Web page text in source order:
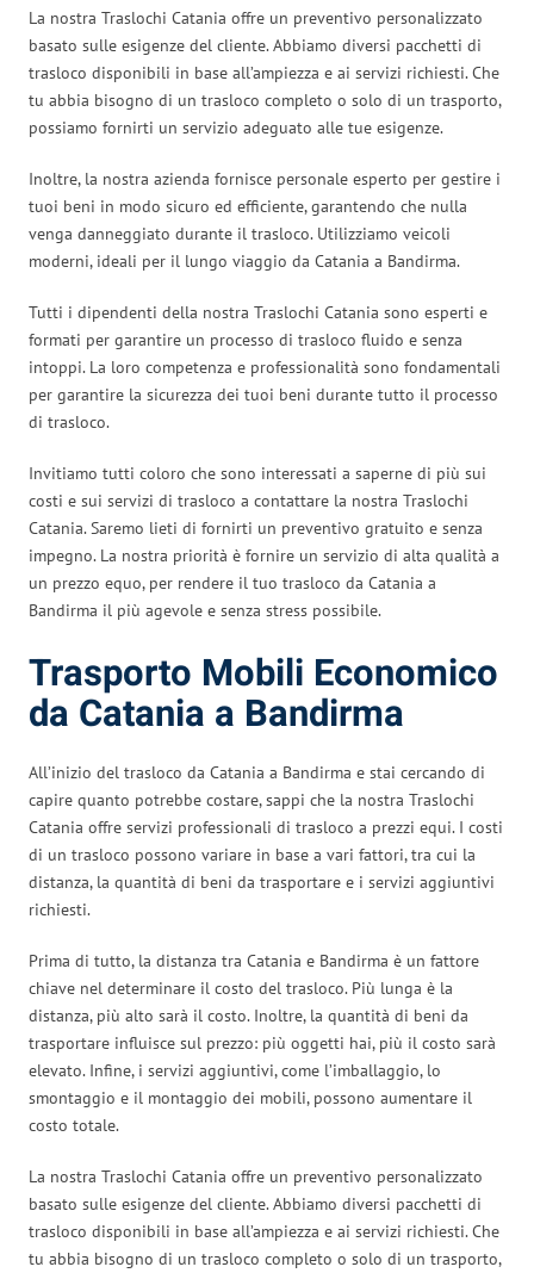
La nostra Traslochi Catania offre un preventivo personalizzato
basato sulle esigenze del cliente. Abbiamo diversi pacchetti di
trasloco disponibili in base all’ampiezza e ai servizi richiesti. Che
tu abbia bisogno di un trasloco completo o solo di un trasporto,
possiamo fornirti un servizio adeguato alle tue esigenze.
Inoltre, la nostra azienda fornisce personale esperto per gestire i
tuoi beni in modo sicuro ed efficiente, garantendo che nulla
venga danneggiato durante il trasloco. Utilizziamo veicoli
moderni, ideali per il lungo viaggio da Catania a Bandirma.
Tutti i dipendenti della nostra Traslochi Catania sono esperti e
formati per garantire un processo di trasloco fluido e senza
intoppi. La loro competenza e professionalità sono fondamentali
per garantire la sicurezza dei tuoi beni durante tutto il processo
di trasloco.
Invitiamo tutti coloro che sono interessati a saperne di più sui
costi e sui servizi di trasloco a contattare la nostra Traslochi
Catania. Saremo lieti di fornirti un preventivo gratuito e senza
impegno. La nostra priorità è fornire un servizio di alta qualità a
un prezzo equo, per rendere il tuo trasloco da Catania a
Bandirma il più agevole e senza stress possibile.
Trasporto Mobili Economico
da Catania a Bandirma
All’inizio del trasloco da Catania a Bandirma e stai cercando di
capire quanto potrebbe costare, sappi che la nostra Traslochi
Catania offre servizi professionali di trasloco a prezzi equi. I costi
di un trasloco possono variare in base a vari fattori, tra cui la
distanza, la quantità di beni da trasportare e i servizi aggiuntivi
richiesti.
Prima di tutto, la distanza tra Catania e Bandirma è un fattore
chiave nel determinare il costo del trasloco. Più lunga è la
distanza, più alto sarà il costo. Inoltre, la quantità di beni da
trasportare influisce sul prezzo: più oggetti hai, più il costo sarà
elevato. Infine, i servizi aggiuntivi, come l’imballaggio, lo
smontaggio e il montaggio dei mobili, possono aumentare il
costo totale.
La nostra Traslochi Catania offre un preventivo personalizzato
basato sulle esigenze del cliente. Abbiamo diversi pacchetti di
trasloco disponibili in base all’ampiezza e ai servizi richiesti. Che
tu abbia bisogno di un trasloco completo o solo di un trasporto,